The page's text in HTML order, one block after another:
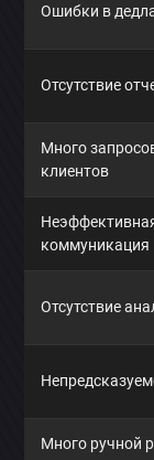
Ошибки в
Отсутствие
Много
клиентов
коммуникация
Отсутствие
Много ручной